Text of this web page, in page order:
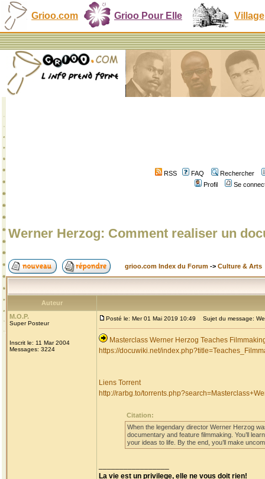
Grioo.com Grioo Pour Elle Village
RSS FAQ
Rechercher
Profil
Se
Werner Herzog: Comment realiser un
grioo.com Index du Forum -> Culture & Arts
Auteur
M.O.P.
Super Posteur
Inscrit le: 11 Mar 2004
Messages: 3224
Posté le: Mer 01 Mai 2019 10:49 Sujet du message:
Masterclass Werner Herzog Teaches
https://docuwiki.net/
Liens Torrent
http://rarbg.to/
Citation:
When the legendary director Werner Herzog
documentary and feature filmmaking. You’ll
your ideas to life. By the end, you’ll make
La vie est un privilege, elle ne vous doit rien!